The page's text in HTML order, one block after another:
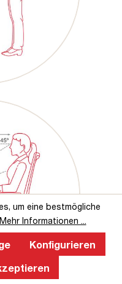
um eine bestmögliche
Mehr Informationen ...
Konfigurieren